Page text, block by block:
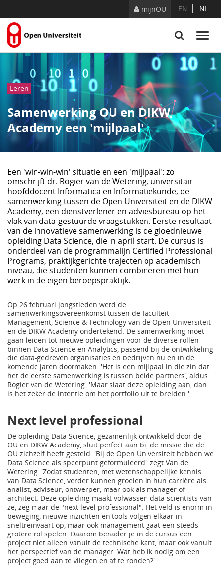
mijnOU EN NL
Leren
Samenwerking OU en DIKW
Academy een 'mijlpaal'
Een 'win-win-win' situatie en een 'mijlpaal': zo
omschrijft dr. Rogier van de Wetering, universitair
hoofddocent Informatica en Informatiekunde, de
samenwerking tussen de Open Universiteit en de DIKW
Academy, een dienstverlener en adviesbureau op het
vlak van data-gestuurde vraagstukken. Eerste resultaat
van de innovatieve samenwerking is de gloednieuwe
opleiding Data Science, die in april start. De cursus is
onderdeel van de programmalijn Certified Professional
Programs, praktijkgerichte trajecten op academisch
niveau, die studenten kunnen combineren met hun
werk in de eigen beroepspraktijk.
Op 26 februari jongstleden werd de
samenwerkingsovereenkomst tussen de faculteit
Management, Science & Technology van de Open Universiteit
en de DIKW Academy ondertekend. De samenwerking moet
gaan leiden tot nieuwe opleidingen voor de diverse rollen
binnen Data Science en Analytics, passend bij de ontwikkeling
die data-gedreven organisaties en bedrijven nu en in de
komende jaren doormaken. 'Het is een mijlpaal in die zin dat
het de eerste samenwerking is tussen beide partners', aldus
Rogier van de Wetering. 'Maar slaat deze opleiding aan, dan
is het zeker de intentie om het portfolio uit te breiden.'
Next level professional
De opleiding Data Science, gezamenlijk ontwikkeld door de
OU en DIKW Academy, sluit perfect aan bij de missie die de
OU zichzelf heeft gesteld. 'Bij de Open Universiteit hebben we
Data Science als speerpunt geformuleerd', zegt Van de
Wetering. 'Zodat studenten, met wetenschappelijke kennis
van Data Science, verder kunnen groeien in hun carrière als
analist, adviseur, ontwerper, maar ook als manager of
architect. Deze opleiding maakt volwassen data scientists van
ze, zeg maar de "next level professional". Het veld is enorm in
beweging, nieuwe inzichten en tools volgen elkaar in
sneltreinvaart op, maar ook management gaat een steeds
grotere rol spelen. Daarom benader je in de cursus een
project niet alleen vanuit de technische kant, maar ook vanuit
het perspectief van de manager. Wat heb ik nodig om een
project goed aan te vliegen en af te ronden?'